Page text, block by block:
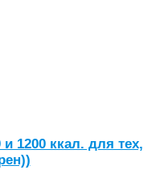
1200 ккал. для тех,